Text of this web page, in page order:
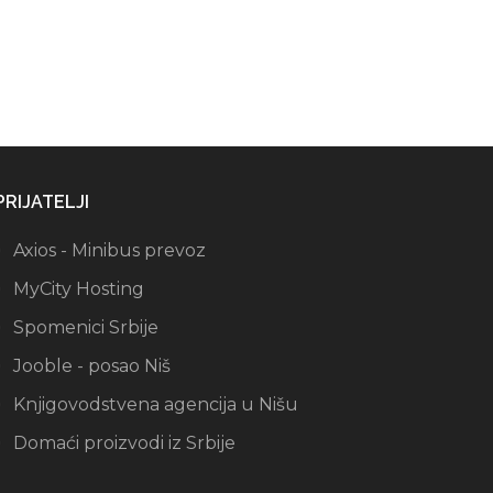
Axios - Minibus prevoz
MyCity Hosting
Spomenici Srbije
Jooble - posao Niš
Knjigovodstvena agencija u Nišu
Domaći proizvodi iz Srbije